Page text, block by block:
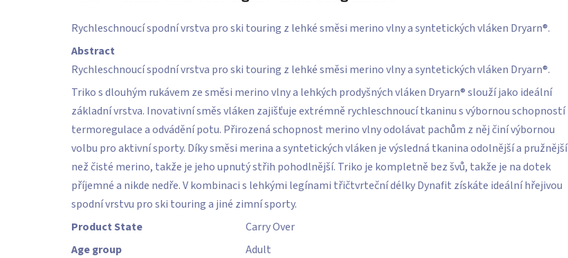
5
hvězdiček.
Rychleschnoucí spodní vrstva pro ski touring z lehké směsi merino vlny a syntetických vláken Dryarn®.
Abstract
Rychleschnoucí spodní vrstva pro ski touring z lehké směsi merino vlny a syntetických vláken Dryarn®.
Triko s dlouhým rukávem ze směsi merino vlny a lehkých prodyšných vláken Dryarn® slouží jako ideální
základní vrstva. Inovativní směs vláken zajišťuje extrémně rychleschnoucí tkaninu s výbornou schopností
termoregulace a odvádění potu. Přirozená schopnost merino vlny odolávat pachům z něj činí výbornou
volbu pro aktivní sporty. Díky směsi merina a syntetických vláken je výsledná tkanina odolnější a pružnější
než čisté merino, takže je jeho upnutý střih pohodlnější. Triko je kompletně bez švů, takže je na dotek
příjemné a nikde nedře. V kombinaci s lehkými legínami třičtvrteční délky Dynafit získáte ideální hřejivou
spodní vrstvu pro ski touring a jiné zimní sporty.
Product State
Carry Over
Age group
Adult